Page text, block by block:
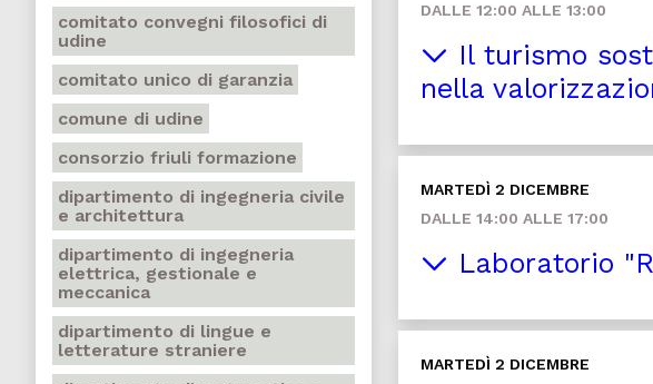
comitato convegni filosofici di
udine
comitato unico di garanzia
comune di udine
consorzio friuli formazione
dipartimento di ingegneria civile
e architettura
dipartimento di ingegneria
elettrica, gestionale e
meccanica
dipartimento di lingue e
letterature straniere
DALLE 12:00 ALLE 13:00
Il turismo
nella
MARTEDÌ 2 DICEMBRE
DALLE 14:00 ALLE 17:00
Laboratorio
MARTEDÌ 2 DICEMBRE